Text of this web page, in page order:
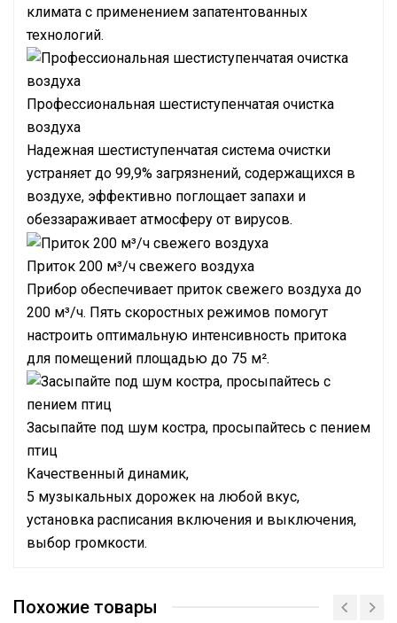
климата с применением запатентованных
технологий.
Профессиональная шестиступенчатая очистка
воздуха
Надежная шестиступенчатая система очистки
устраняет до 99,9% загрязнений, содержащихся в
воздухе, эффективно поглощает запахи и
обеззараживает атмосферу от вирусов.
Приток 200 м³/ч свежего воздуха
Прибор обеспечивает приток свежего воздуха до
200 м³/ч. Пять скоростных режимов помогут
настроить оптимальную интенсивность притока
для помещений площадью до 75 м².
Засыпайте под шум костра, просыпайтесь с пением
птиц
Качественный динамик,
5 музыкальных дорожек на любой вкус,
установка расписания включения и выключения,
выбор громкости.
BIM модели
Похожие товары